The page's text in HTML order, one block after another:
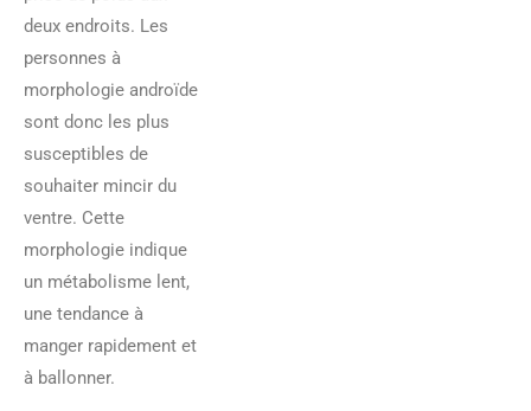
deux endroits. Les
personnes à
morphologie androïde
sont donc les plus
susceptibles de
souhaiter mincir du
ventre. Cette
morphologie indique
un métabolisme lent,
une tendance à
manger rapidement et
à ballonner.